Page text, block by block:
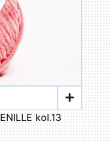
kol.13